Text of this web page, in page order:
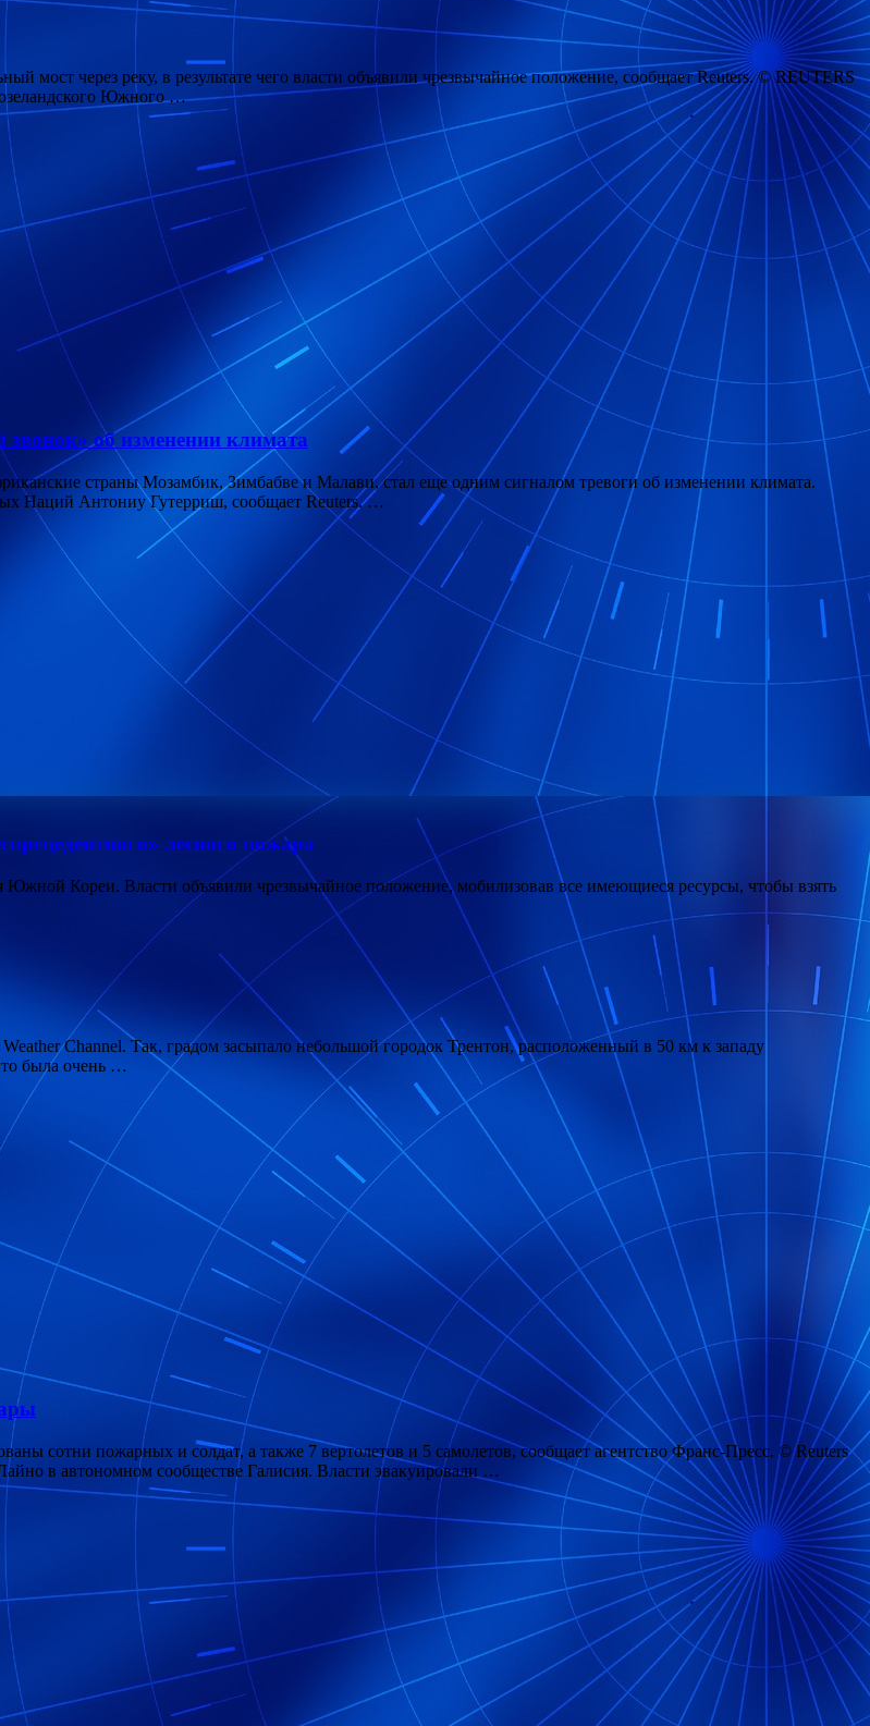
мост через реку, в результате чего власти объявили чрезвычайное положение, сообщает Reuters. © REUTERS
Южного …
об изменении климата
страны Мозамбик, Зимбабве и Малави, стал еще одним сигналом тревоги об изменении климата.
Наций Антониу Гутерриш, сообщает Reuters. …
лесного пожара
Кореи. Власти объявили чрезвычайное положение, мобилизовав все имеющиеся ресурсы, чтобы взять
Channel. Так, градом засыпало небольшой городок Трентон, расположенный в 50 км к западу
была очень …
сотни пожарных и солдат, а также 7 вертолетов и 5 самолетов, сообщает агентство Франс-Пресс. © Reuters
в автономном сообществе Галисия. Власти эвакуировали …